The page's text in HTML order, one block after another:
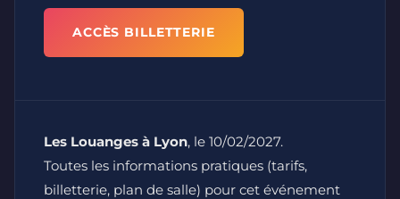
ACCÈS BILLETTERIE
Les Louanges à Lyon, le 10/02/2027.
Toutes les informations pratiques (tarifs,
billetterie, plan de salle) pour cet événement